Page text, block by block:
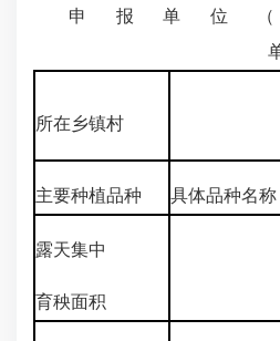
申 报单位
单位：
所在乡镇村
主要种植品种 具体品种名称
露天集中
育秧面积